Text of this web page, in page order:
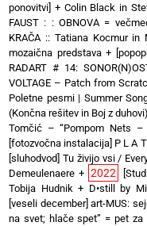
ponovitvi] + Colin Black in
FAUST : : OBNOVA =
KRAČA :: Tatiana Kocmur in
mozaična predstava+
RADART # 14:
VOLTAGE – Patch from
Poletne pesmi | Summer
(Končna rešitev in Boj z duhovi)
Tomčić – “Pompom Nets –
[fotozvočna instalacija] P L A
[sluhodvod] Tu živijo vsi /
Demeulenaere + 2022
Tobija Hudnik + D•still by
[veseli december] art-MUS:
na svet; hlače spet” = pet za